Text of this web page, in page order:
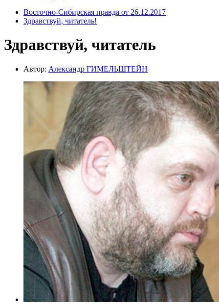
Восточно-Сибирская правда от 26.12.2017
Здравствуй, читатель!
Здравствуй, читатель
Автор: Александр ГИМЕЛЬШТЕЙН